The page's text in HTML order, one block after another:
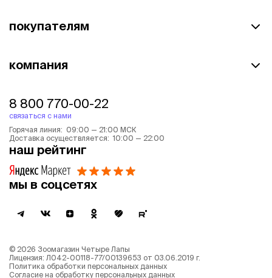
покупателям
компания
8 800 770-00-22
связаться с нами
Горячая линия: 09:00 — 21:00 МСК
Доставка осуществляется: 10:00 — 22:00
наш рейтинг
мы в соцсетях
© 2026 Зоомагазин Четыре Лапы
Лицензия: Л042-00118-77/00139653 от 03.06.2019 г.
Политика обработки персональных данных
Согласие на обработку персональных данных